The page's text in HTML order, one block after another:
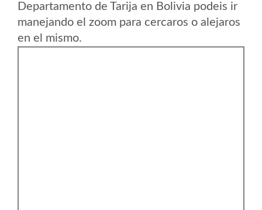
Departamento de Tarija en Bolivia podeis ir
manejando el zoom para cercaros o alejaros
en el mismo.